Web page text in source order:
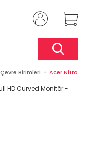
Çevre Birimleri Acer Nitro